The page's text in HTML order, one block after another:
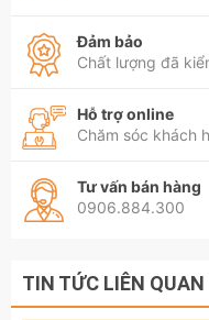
Đảm bảo
Chất lượng đã
Hỗ trợ online
Chăm sóc khách
Tư vấn bán hàng
0906.884.300
TIN TỨC LIÊN QUAN